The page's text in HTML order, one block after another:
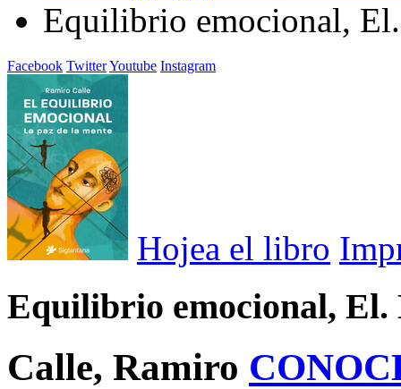
Equilibrio emocional,
Facebook TwitterYoutube Instagram
Hojea el libro
Equilibrio emocional, El.
Calle, Ramiro